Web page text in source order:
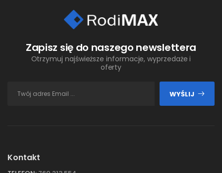
Zapisz się do naszego newslettera
Otrzymuj najświeższe informacje, wyprzedaże i
oferty
WYŚLIJ
Kontakt